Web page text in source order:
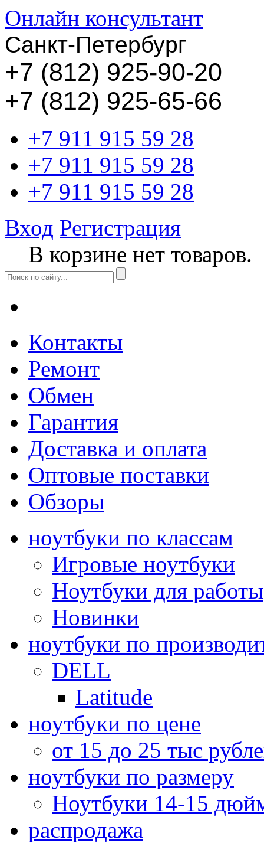
Онлайн консультант
Санкт-Петербург
+7 (812) 925-90-20
+7 (812) 925-65-66
+7 911 915 59 28
+7 911 915 59 28
+7 911 915 59 28
Вход Регистрация
В корзине нет товаров.
Контакты
Ремонт
Обмен
Гарантия
Доставка и оплата
Оптовые поставки
Обзоры
ноутбуки по классам
Игровые ноутбуки
Ноутбуки для работы
Новинки
ноутбуки по
DELL
Latitude
ноутбуки по цене
от 15 до 25 тыс
ноутбуки по размеру
Ноутбуки 14-15
распродажа